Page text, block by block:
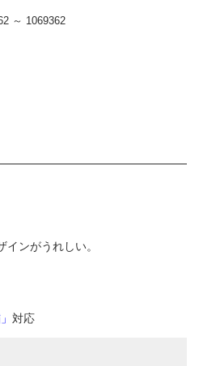
～ 1069362
ンがうれしい。
対応